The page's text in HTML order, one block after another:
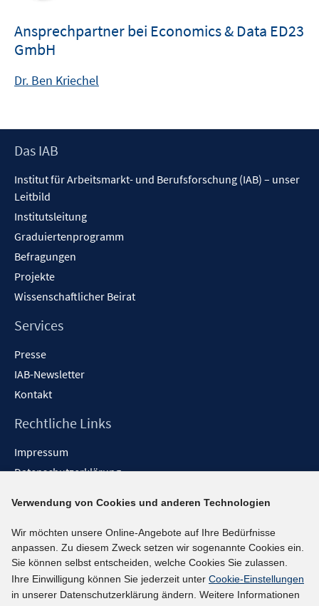
Ansprechpartner bei Economics & Data ED23
GmbH
Dr. Ben Kriechel
Footer
Das IAB
Institut für Arbeitsmarkt- und Berufsforschung (IAB) – unser
Leitbild
Institutsleitung
Graduiertenprogramm
Befragungen
Projekte
Wissenschaftlicher Beirat
Services
Presse
IAB-Newsletter
Kontakt
Rechtliche Links
Impressum
Datenschutzerklärung
Barrieren melden
Social-Media-Kanäle
BlueSky
YouTube
Verwendung von Cookies und anderen Technologien
Wir möchten unsere Online-Angebote auf Ihre Bedürfnisse
anpassen. Zu diesem Zweck setzen wir sogenannte Cookies ein.
Sie können selbst entscheiden, welche Cookies Sie zulassen.
Ihre Einwilligung können Sie jederzeit unter Cookie-Einstellungen
in unserer Datenschutzerklärung ändern. Weitere Informationen